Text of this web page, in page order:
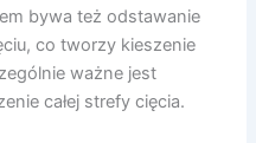
bywa też odstawanie
co tworzy kieszenie
ważne jest
całej strefy cięcia.